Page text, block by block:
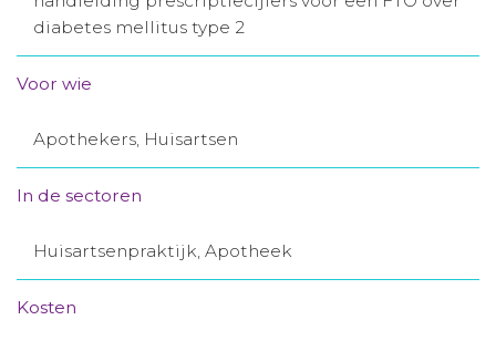
Aanmelden nieuwsbrief
Toegang leeromgeving
diabetes mellitus type 2
Voor wie
Apothekers, Huisartsen
In de sectoren
Huisartsenpraktijk, Apotheek
Kosten